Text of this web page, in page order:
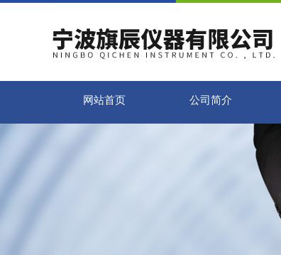
网站首页 公司简介